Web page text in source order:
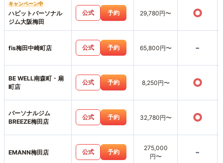
キャンペーン中
ハビットパーソナル
ジム大阪梅田
公式 予約 29,780円〜 ○
fis梅田中崎町店 公式 予約 65,800円〜 -
BE WELL南森町・扇
町店
公式 予約 8,250円〜 ○
パーソナルジム
BREEZE梅田店
公式 予約 32,780円〜 ○
EMANN梅田店 公式 予約
275,000
円〜
-